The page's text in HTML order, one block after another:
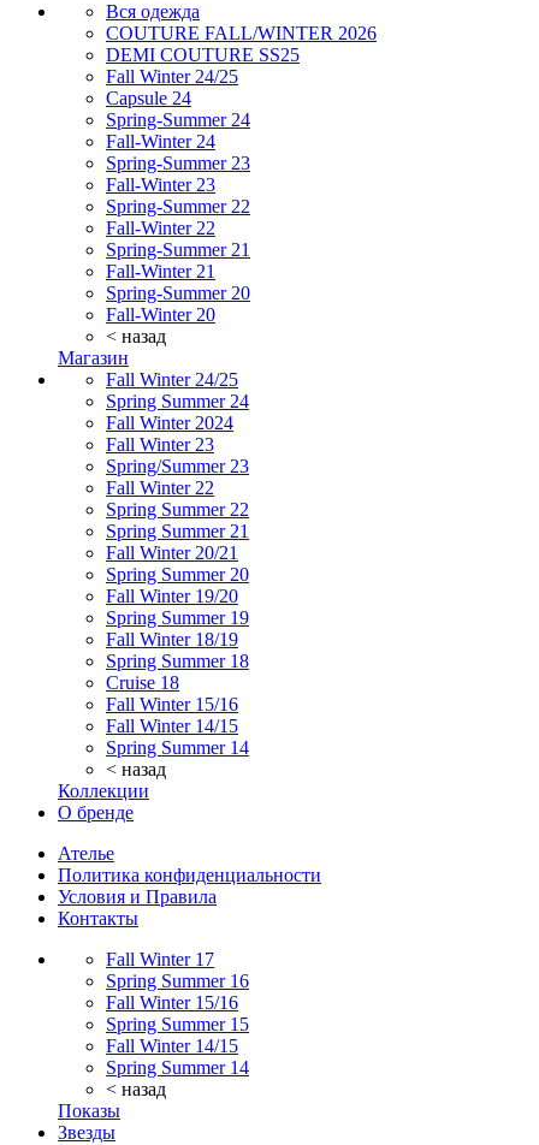
Вся одежда
COUTURE FALL/WINTER 2026
DEMI COUTURE SS25
Fall Winter 24/25
Capsule 24
Spring-Summer 24
Fall-Winter 24
Spring-Summer 23
Fall-Winter 23
Spring-Summer 22
Fall-Winter 22
Spring-Summer 21
Fall-Winter 21
Spring-Summer 20
Fall-Winter 20
< назад
Магазин
Fall Winter 24/25
Spring Summer 24
Fall Winter 2024
Fall Winter 23
Spring/Summer 23
Fall Winter 22
Spring Summer 22
Spring Summer 21
Fall Winter 20/21
Spring Summer 20
Fall Winter 19/20
Spring Summer 19
Fall Winter 18/19
Spring Summer 18
Cruise 18
Fall Winter 15/16
Fall Winter 14/15
Spring Summer 14
< назад
Коллекции
О бренде
Ателье
Политика конфиденциальности
Условия и Правила
Контакты
Fall Winter 17
Spring Summer 16
Fall Winter 15/16
Spring Summer 15
Fall Winter 14/15
Spring Summer 14
< назад
Показы
Звезды